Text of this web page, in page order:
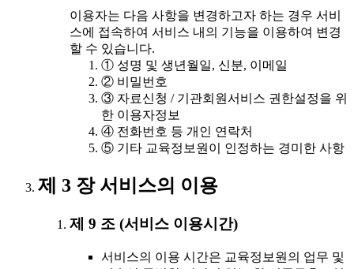
이용자는 다음 사항을 변경하고자 하는 경우 서비
스에 접속하여 서비스 내의 기능을 이용하여 변경
할 수 있습니다.
① 성명 및 생년월일, 신분, 이메일
② 비밀번호
③ 자료신청 / 기관회원서비스 권한설정을 위
한 이용자정보
④ 전화번호 등 개인 연락처
⑤ 기타 교육정보원이 인정하는 경미한 사항
제 3 장 서비스의 이용
제 9 조 (서비스 이용시간)
서비스의 이용 시간은 교육정보원의 업무 및